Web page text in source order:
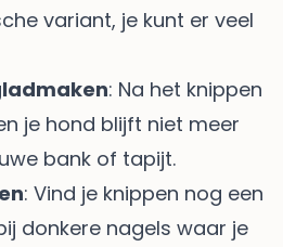
variant, je kunt er veel
: Na het knippen
je hond blijft niet meer
bank of tapijt.
: Vind je knippen nog een
donkere nagels waar je